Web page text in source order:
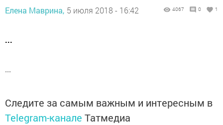
Елена Маврина, 5 июля 2018 - 16:42 4067 0 1
...
...
Следите за самым важным и интересным в
Telegram-канале Татмедиа